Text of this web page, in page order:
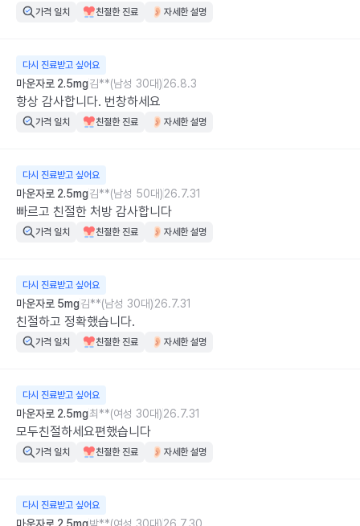
가격 일치 친절한 진료 자세한 설명
다시 진료받고 싶어요
마운자로 2.5mg김**(남성 30대)26.8.3
항상 감사합니다. 번창하세요
가격 일치 친절한 진료 자세한 설명
다시 진료받고 싶어요
마운자로 2.5mg김**(남성 50대)26.7.31
빠르고 친절한 처방 감사합니다
가격 일치 친절한 진료 자세한 설명
다시 진료받고 싶어요
마운자로 5mg김**(남성 30대)26.7.31
친절하고 정확했습니다.
가격 일치 친절한 진료 자세한 설명
다시 진료받고 싶어요
마운자로 2.5mg최**(여성 30대)26.7.31
모두친절하세요편했습니다
가격 일치 친절한 진료 자세한 설명
다시 진료받고 싶어요